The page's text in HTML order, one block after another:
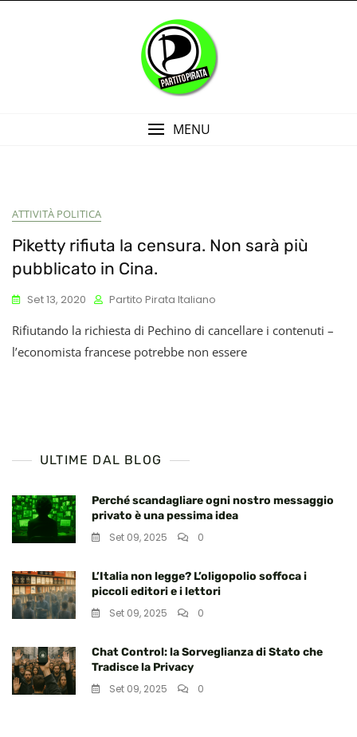
MENU
ATTIVITÀ POLITICA
Piketty rifiuta la censura. Non sarà più
pubblicato in Cina.
Set 13, 2020 Partito Pirata Italiano
Rifiutando la richiesta di Pechino di cancellare i contenuti –
l’economista francese potrebbe non essere
ULTIME DAL BLOG
Perché scandagliare ogni nostro messaggio
privato è una pessima idea
Set 09, 2025
0
L’Italia non legge? L’oligopolio soffoca i
piccoli editori e i lettori
Set 09, 2025
0
Chat Control: la Sorveglianza di Stato che
Tradisce la Privacy
Set 09, 2025
0